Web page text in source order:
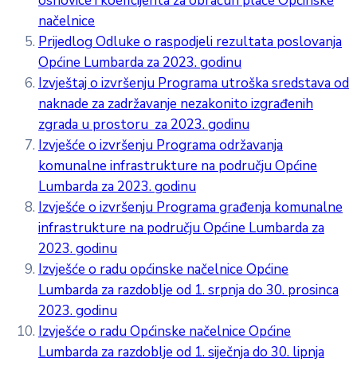
načelnice
Prijedlog Odluke o raspodjeli rezultata poslovanja
Općine Lumbarda za 2023. godinu
Izvještaj o izvršenju Programa utroška sredstava od
naknade za zadržavanje nezakonito izgrađenih
zgrada u prostoru za 2023. godinu
Izvješće o izvršenju Programa održavanja
komunalne infrastrukture na području Općine
Lumbarda za 2023. godinu
Izvješće o izvršenju Programa građenja komunalne
infrastrukture na području Općine Lumbarda za
2023. godinu
Izvješće o radu općinske načelnice Općine
Lumbarda za razdoblje od 1. srpnja do 30. prosinca
2023. godinu
Izvješće o radu Općinske načelnice Općine
Lumbarda za razdoblje od 1. siječnja do 30. lipnja